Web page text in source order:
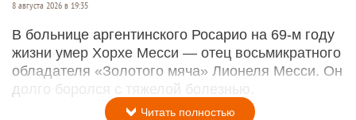
8 августа 2026 в 19:35
В больнице аргентинского Росарио на 69-м году
жизни умер Хорхе Месси — отец восьмикратного
обладателя «Золотого мяча» Лионеля Месси. Он
долго боролся с тяжелой болезнью.
Читать полностью